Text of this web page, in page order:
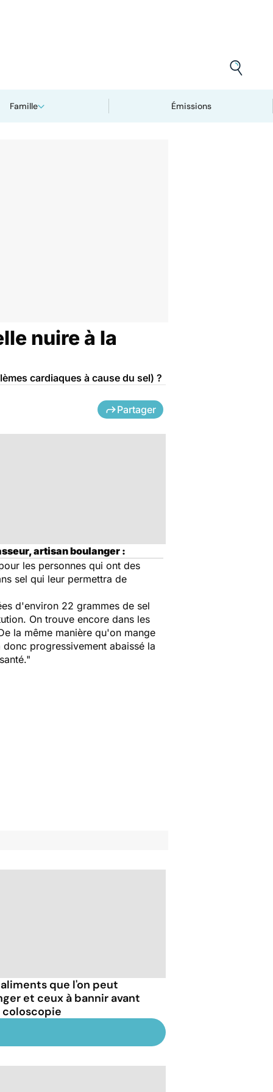
Famille Émissions
nuire à la
cardiaques à cause du sel) ?
Partager
artisan boulanger :
les personnes qui ont des
sel qui leur permettra de
d'environ 22 grammes de sel
On trouve encore dans les
la même manière qu'on mange
progressivement abaissé la
que l'on peut
et ceux à bannir avant
coloscopie